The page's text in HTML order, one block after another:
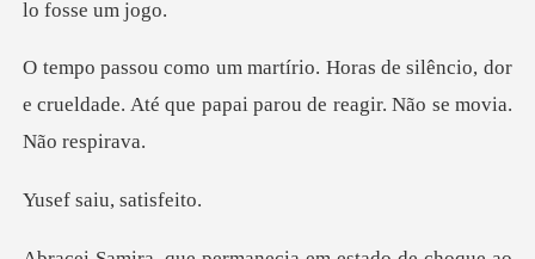
silêncio, dor
e crueldade. Até que papai p
aiu, sa